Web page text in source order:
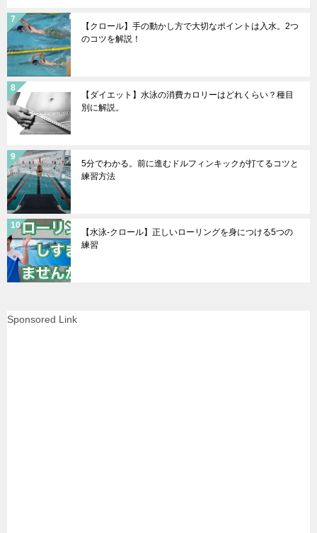
【クロール】手の動かし方で大切なポイントは入水。2つ
のコツを解説！
【ダイエット】水泳の消費カロリーはどれくらい？種目
別に解説。
5分でわかる。前に進むドルフィンキックが打てるコツと
練習方法
【水泳-クロール】正しいローリングを身につける5つの
練習
Sponsored Link